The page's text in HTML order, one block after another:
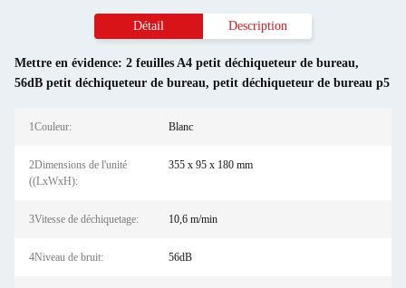
Détail Description
Mettre en évidence: 2 feuilles A4 petit déchiqueteur de bureau,
56dB petit déchiqueteur de bureau, petit déchiqueteur de bureau p5
1Couleur: Blanc
2Dimensions de l'unité
((LxWxH):
355 x 95 x 180 mm
3Vitesse de déchiquetage: 10,6 m/min
4Niveau de bruit: 56dB